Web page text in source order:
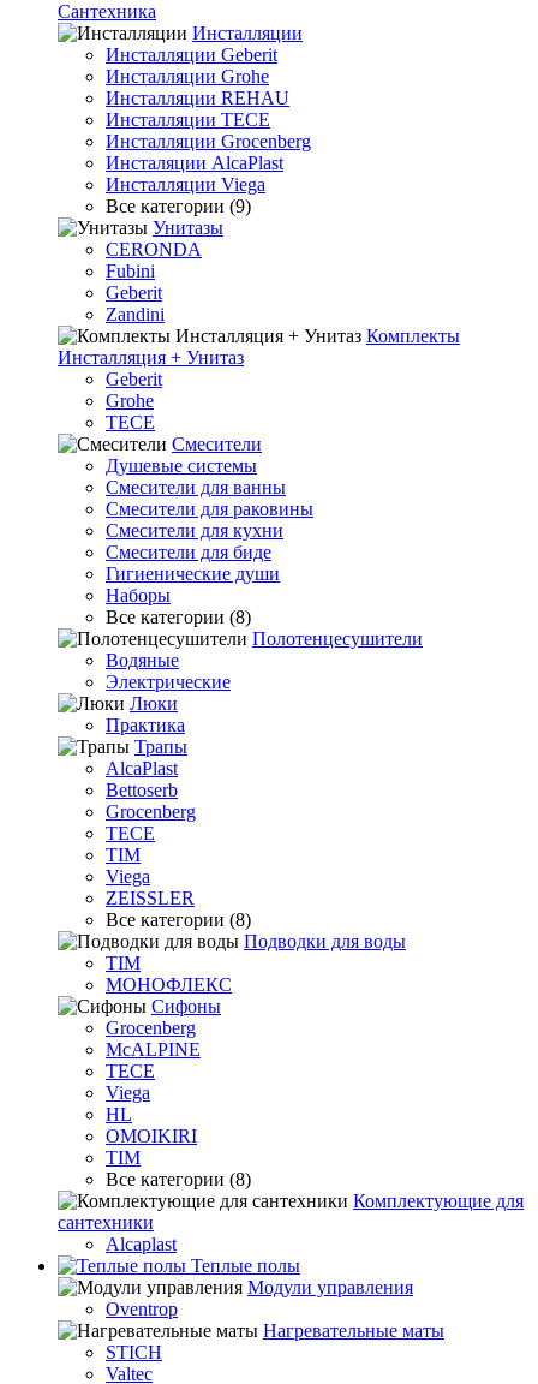
Сантехника
Инсталляции
Инсталляции Geberit
Инсталляции Grohe
Инсталляции REHAU
Инсталляции TECE
Инсталляции Grocenberg
Инсталяции AlcaPlast
Инсталляции Viega
Все категории (9)
Унитазы
CERONDA
Fubini
Geberit
Zandini
Комплекты
Инсталляция + Унитаз
Geberit
Grohe
TECE
Смесители
Душевые системы
Смесители для ванны
Смесители для раковины
Смесители для кухни
Смесители для биде
Гигиенические души
Наборы
Все категории (8)
Полотенцесушители
Водяные
Электрические
Люки
Практика
Трапы
AlcaPlast
Bettoserb
Grocenberg
TECE
TIM
Viega
ZEISSLER
Все категории (8)
Подводки для воды
TIM
МОНОФЛЕКС
Сифоны
Grocenberg
McALPINE
TECE
Viega
HL
OMOIKIRI
TIM
Все категории (8)
Комплектующие для
сантехники
Alcaplast
Теплые полы
Модули управления
Oventrop
Нагревательные маты
STICH
Valtec